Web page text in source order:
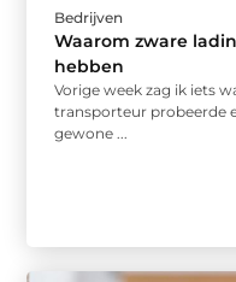
Bedrijven
Waarom zware
hebben
Vorige week zag ik iets
transporteur probeerde
gewone ...